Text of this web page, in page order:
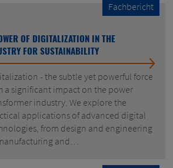
OF DIGITALIZATION IN THE
FOR SUSTAINABILITY
Fachbericht
- the subtle yet powerful force
a significant impact on the power
industry. We explore the
applications of advanced digital
from design and engineering
and…